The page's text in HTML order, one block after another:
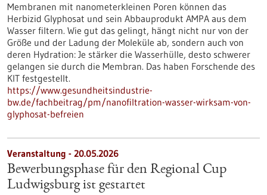
Membranen mit nanometerkleinen Poren können das
Herbizid Glyphosat und sein Abbauprodukt AMPA aus dem
Wasser filtern. Wie gut das gelingt, hängt nicht nur von der
Größe und der Ladung der Moleküle ab, sondern auch von
deren Hydration: Je stärker die Wasserhülle, desto schwerer
gelangen sie durch die Membran. Das haben Forschende des
KIT festgestellt.
https://www.gesundheitsindustrie-
bw.de/fachbeitrag/pm/nanofiltration-wasser-wirksam-von-
glyphosat-befreien
Veranstaltung - 20.05.2026
Bewerbungsphase für den Regional Cup
Ludwigsburg ist gestartet